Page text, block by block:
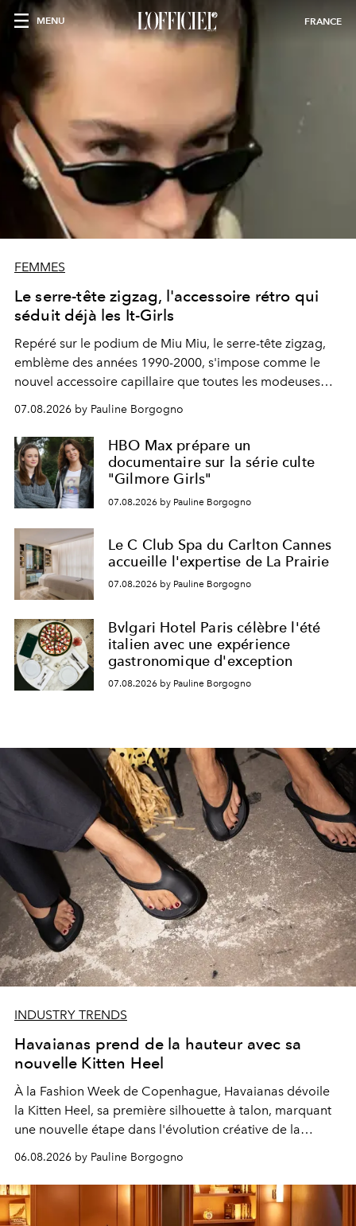
MENU FRANCE
FEMMES
Le serre-tête zigzag, l'accessoire rétro qui
séduit déjà les It-Girls
Repéré sur le podium de Miu Miu, le serre-tête zigzag,
emblème des années 1990-2000, s'impose comme le
nouvel accessoire capillaire que toutes les modeuses
s'arrachent déjà.
07.08.2026 by Pauline Borgogno
HBO Max prépare un
documentaire sur la série culte
"Gilmore Girls"
07.08.2026 by Pauline Borgogno
Le C Club Spa du Carlton Cannes
accueille l'expertise de La Prairie
07.08.2026 by Pauline Borgogno
Bvlgari Hotel Paris célèbre l'été
italien avec une expérience
gastronomique d'exception
07.08.2026 by Pauline Borgogno
INDUSTRY TRENDS
Havaianas prend de la hauteur avec sa
nouvelle Kitten Heel
À la Fashion Week de Copenhague, Havaianas dévoile
la Kitten Heel, sa première silhouette à talon, marquant
une nouvelle étape dans l'évolution créative de la
06.08.2026 by Pauline Borgogno